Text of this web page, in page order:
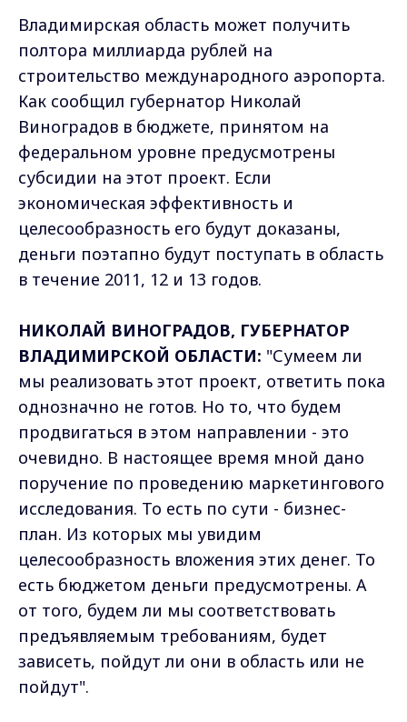
Владимирская область может получить
полтора миллиарда рублей на
строительство международного аэропорта.
Как сообщил губернатор Николай
Виноградов в бюджете, принятом на
федеральном уровне предусмотрены
субсидии на этот проект. Если
экономическая эффективность и
целесообразность его будут доказаны,
деньги поэтапно будут поступать в область
в течение 2011, 12 и 13 годов.
НИКОЛАЙ ВИНОГРАДОВ, ГУБЕРНАТОР
ВЛАДИМИРСКОЙ ОБЛАСТИ: "Сумеем ли
мы реализовать этот проект, ответить пока
однозначно не готов. Но то, что будем
продвигаться в этом направлении - это
очевидно. В настоящее время мной дано
поручение по проведению маркетингового
исследования. То есть по сути - бизнес-
план. Из которых мы увидим
целесообразность вложения этих денег. То
есть бюджетом деньги предусмотрены. А
от того, будем ли мы соответствовать
предъявляемым требованиям, будет
зависеть, пойдут ли они в область или не
пойдут".